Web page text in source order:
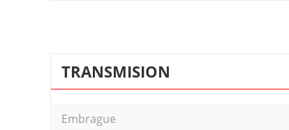
TRANSMISION
Embrague